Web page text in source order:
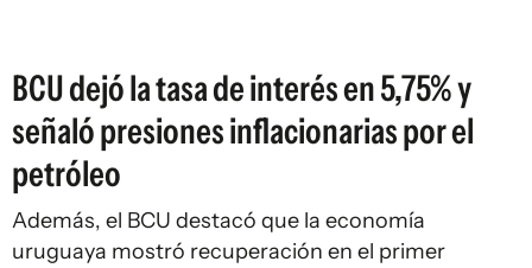
BCU dejó la tasa de interés en 5,75% y
señaló presiones inflacionarias por el
petróleo
Además, el BCU destacó que la economía
uruguaya mostró recuperación en el primer